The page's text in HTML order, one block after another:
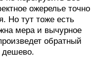
ожерелье точно
Но тут тоже есть
мера и вычурное
обратный
дешево.